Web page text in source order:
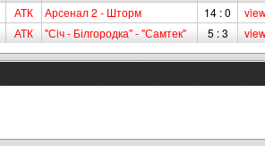
АТК Арсенал 2 - Шторм 14 : 0
АТК "Сiч - Білгородка" - "Самтек" 5 : 3